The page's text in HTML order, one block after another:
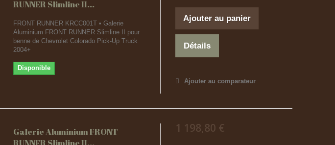
RUNNER Slimline II...
FRONT RUNNER KRCC001T • Galerie
Aluminium FRONT RUNNER Slimline II pour
benne de Chevrolet Colorado Pick-Up Truck
2004+
Disponible
Ajouter au panier
Détails
Ajouter au comparateur
Galerie Aluminium FRONT
RUNNER Slimline II...
1 198,80 €